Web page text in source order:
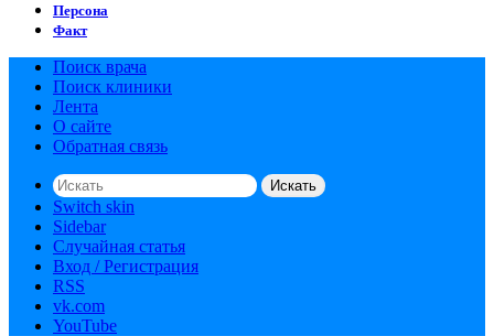
Персона
Факт
Поиск врача
Поиск клиники
Лента
О сайте
Обратная связь
Искать
Switch skin
Sidebar
Случайная статья
Вход / Регистрация
RSS
vk.com
YouTube